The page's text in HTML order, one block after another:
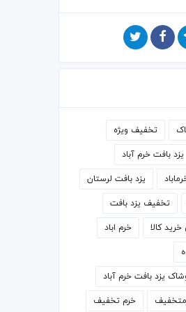
تخفیف ویژه
یزد بافت خرم آباد
یزد بافت لرستان
تخفیف یزد بافت
خرید کالا خرم اباد
یزد بافت خرم آباد
خرم تخفیف